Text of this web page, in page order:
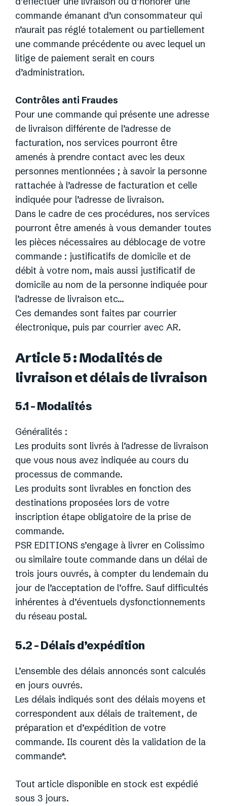
commande émanant d’un consommateur qui
n’aurait pas réglé totalement ou partiellement
une commande précédente ou avec lequel un
litige de paiement serait en cours
d’administration.
Contrôles anti Fraudes
Pour une commande qui présente une adresse
de livraison différente de l’adresse de
facturation, nos services pourront être
amenés à prendre contact avec les deux
personnes mentionnées ; à savoir la personne
rattachée à l’adresse de facturation et celle
indiquée pour l’adresse de livraison.
Dans le cadre de ces procédures, nos services
pourront être amenés à vous demander toutes
les pièces nécessaires au déblocage de votre
commande : justificatifs de domicile et de
débit à votre nom, mais aussi justificatif de
domicile au nom de la personne indiquée pour
l’adresse de livraison etc…
Ces demandes sont faites par courrier
électronique, puis par courrier avec AR.
Article 5 : Modalités de
livraison et délais de livraison
5.1 – Modalités
Généralités :
Les produits sont livrés à l’adresse de livraison
que vous nous avez indiquée au cours du
processus de commande.
Les produits sont livrables en fonction des
destinations proposées lors de votre
inscription étape obligatoire de la prise de
commande.
PSR EDITIONS s’engage à livrer en Colissimo
ou similaire toute commande dans un délai de
trois jours ouvrés, à compter du lendemain du
jour de l’acceptation de l’offre. Sauf difficultés
inhérentes à d’éventuels dysfonctionnements
du réseau postal.
5.2 – Délais d’expédition
L’ensemble des délais annoncés sont calculés
en jours ouvrés.
Les délais indiqués sont des délais moyens et
correspondent aux délais de traitement, de
préparation et d’expédition de votre
commande. Ils courent dès la validation de la
commande*.
Tout article disponible en stock est expédié
sous 3 jours.